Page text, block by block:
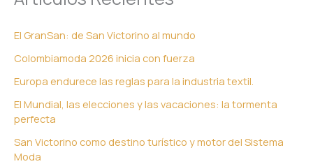
El GranSan: de San Victorino al mundo
Colombiamoda 2026 inicia con fuerza
Europa endurece las reglas para la industria textil.
El Mundial, las elecciones y las vacaciones: la tormenta
perfecta
San Victorino como destino turístico y motor del Sistema
Moda